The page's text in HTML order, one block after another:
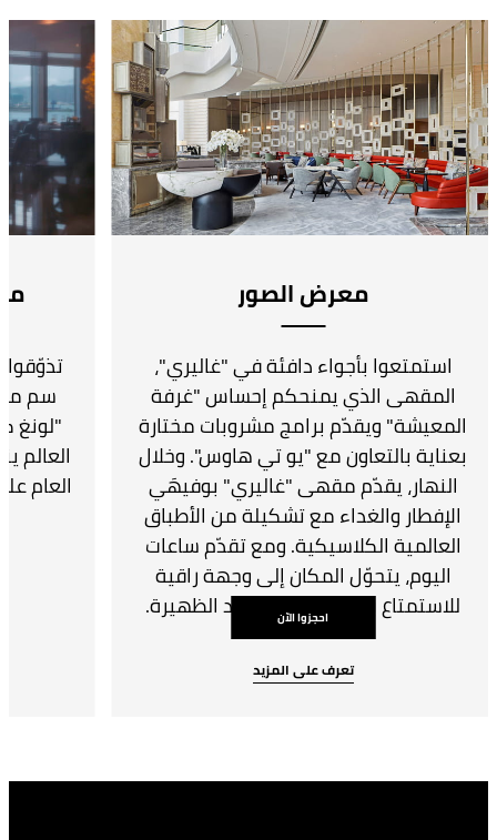
معرض الصور
استمتعوا بأجواء دافئة في "غاليري"،
المقهى الذي يمنحكم إحساس "غرفة
المعيشة" ويقدّم برامج مشروبات مختارة
بعناية بالتعاون مع "يو تي هاوس". وخلال
النهار، يقدّم مقهى "غاليري" بوفيهَي
الإفطار والغداء مع تشكيلة من الأطباق
العالمية الكلاسيكية. ومع تقدّم ساعات
اليوم، يتحوّل المكان إلى وجهة راقية
للاستمتاع بتجربة شاي ما بعد الظهيرة.
احجزوا الآن
تعرف على المزيد
سم من
"لونغ
العالم
العام